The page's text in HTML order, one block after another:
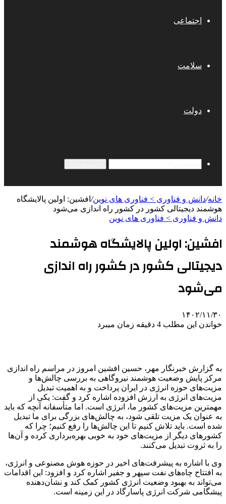
اجتماعی
سلامت
دولت
خانه/دانش و فناوری > فناوری های نوین/ افشین: اولین پالایشگاه
هوشمند دیجیتالی کشور در کشور راه اندازی می‌شود
دانش و فناوری > فناوری های نوین
افشین: اولین پالایشگاه هوشمند
دیجیتالی کشور در کشور راه اندازی
می‌شود
۱۴۰۲/۱۱/۳۰
خواندن این مطلب 4 دقیقه زمان میبرد
به گزارش خبرنگار مهر، حسین افشین امروز در مراسم راه اندازی
مرکز پایش وضعیت هوشمند نیروگاهی به بررسی چالش‌ها و
مزیت‌های حوزه انرژی در ایران پرداخت و به اهمیت تبدیل
مزیت‌های انرژی به ارزش افزوده اشاره کرد و گفت: یکی از
مهمترین مزیت‌های کشور ما، انرژی است. اما متأسفانه آنچه که باید
به عنوان یک مزیت تلقی شود، به چالش‌های بزرگی برای ما تبدیل
شده است. باید تلاش کنیم تا این چالش‌ها را رفع کنیم؛ چرا که
کشورهای دیگر از مزیت‌های خود به خوبی بهره‌برداری کرده و آن‌ها
را به ثروت تبدیل می‌کنند.
وی با اشاره به پیشرفت‌های اخیر در حوزه هوش مصنوعی و انرژی،
به افتتاح چاه‌های نفت سپهر و جفیر اشاره کرد و افزود: این اقدامات
می‌تواند به بهبود وضعیت انرژی کشور کمک کند و نشان‌دهنده
پیشگامی شرکت انرژی پاسارگاد در این زمینه است.